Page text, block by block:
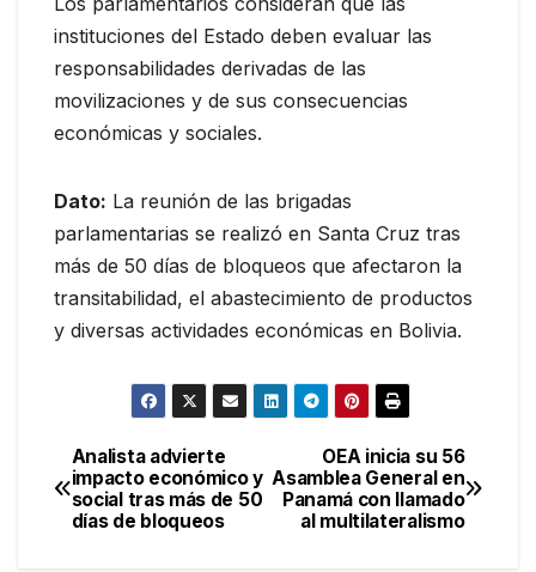
instituciones del Estado deben evaluar las
responsabilidades derivadas de las
movilizaciones y de sus consecuencias
económicas y sociales.
Dato: La reunión de las brigadas
parlamentarias se realizó en Santa Cruz tras
más de 50 días de bloqueos que afectaron la
transitabilidad, el abastecimiento de productos
y diversas actividades económicas en Bolivia.
Navegación
de
OEA inicia su 56
Asamblea General en
Panamá con llamado
al multilateralismo
Analista advierte
impacto económico y
social tras más de 50
días de bloqueos